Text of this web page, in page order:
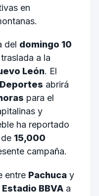
en
del domingo 10
a la
León. El
abrirá
para el
y
ha reportado
15,000
campaña.
entre Pachucay
Estadio BBVAa